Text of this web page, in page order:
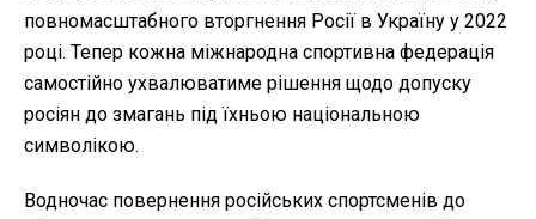
повномасштабного вторгнення Росії в Україну у 2022
році. Тепер кожна міжнародна спортивна федерація
самостійно ухвалюватиме рішення щодо допуску
росіян до змагань під їхньою національною
символікою.
Водночас повернення російських спортсменів до